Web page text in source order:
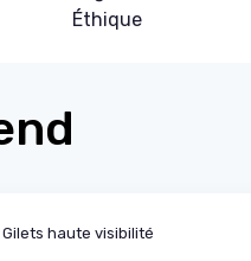
Éthique
Gilets haute visibilité